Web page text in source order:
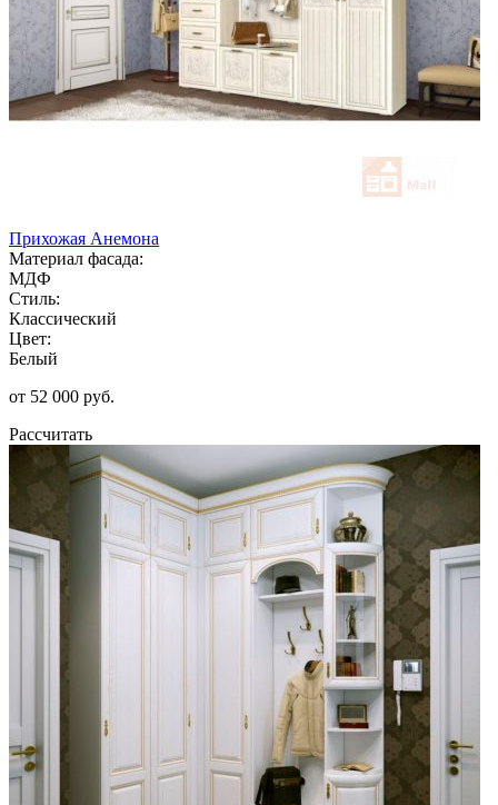
Прихожая Анемона
Материал фасада:
МДФ
Стиль:
Классический
Цвет:
Белый
от 52 000 руб.
Рассчитать